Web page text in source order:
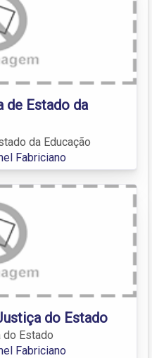
de Estado da
da Educação
Fabriciano
do Estado
do Estado
Fabriciano